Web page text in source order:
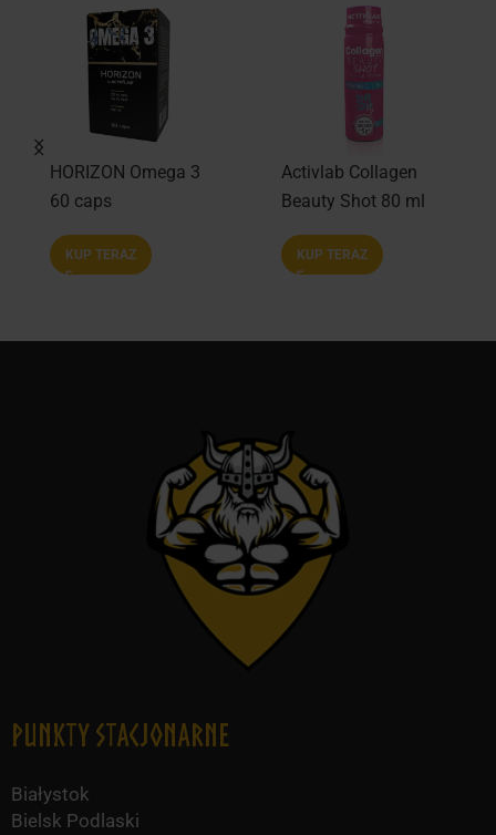
HORIZON Omega 3
60 caps
KUP TERAZ
Activlab Collagen
Beauty Shot 80 ml
KUP TERAZ
Punkty Stacjonarne
Białystok
Bielsk Podlaski